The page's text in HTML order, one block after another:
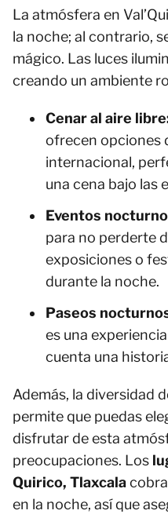
La atmósfera en
la noche; al contrario,
mágico. Las luces
creando un ambiente
Cenar al aire
ofrecen opciones
internacional,
una cena bajo las
Eventos
para no perderte
exposiciones o
durante la noche.
Paseos
es una
cuenta una
Además, la diversidad
permite que puedas
disfrutar de esta
preocupaciones. Los
Quirico, Tlaxcala
en la noche, así que